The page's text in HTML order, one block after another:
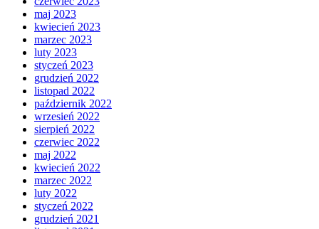
maj 2023
kwiecień 2023
marzec 2023
luty 2023
styczeń 2023
grudzień 2022
listopad 2022
październik 2022
wrzesień 2022
sierpień 2022
czerwiec 2022
maj 2022
kwiecień 2022
marzec 2022
luty 2022
styczeń 2022
grudzień 2021